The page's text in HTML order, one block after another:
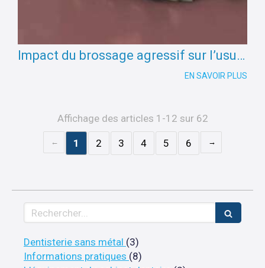
Impact du brossage agressif sur l’usure des dents
EN SAVOIR PLUS
Affichage des articles 1-12 sur 62
1 2 3 4 5 6
Rechercher
Dentisterie sans métal (3)
Informations pratiques (8)